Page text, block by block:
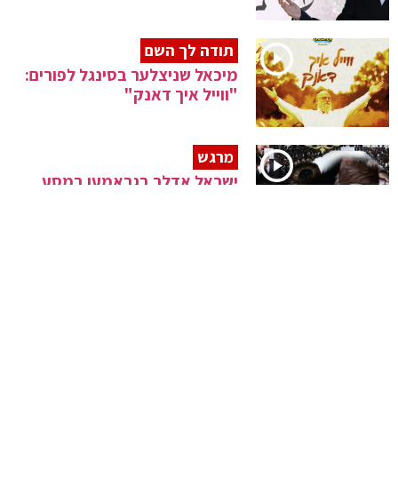
תודה לך השם
מיכאל שניצלער בסינגל לפורים:
"ווייל איך דאנק"
מרגש
ישראל אדלר בגראמען במסע